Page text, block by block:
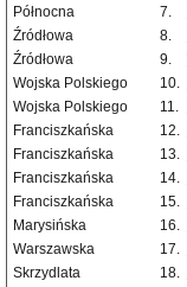
Północna
7.
Źródłowa
8.
Źródłowa
9.
Wojska Polskiego
10.
Wojska Polskiego
11.
Franciszkańska
12.
Franciszkańska
13.
Franciszkańska
14.
Franciszkańska
15.
Marysińska
16.
Warszawska
17.
Skrzydlata
18.